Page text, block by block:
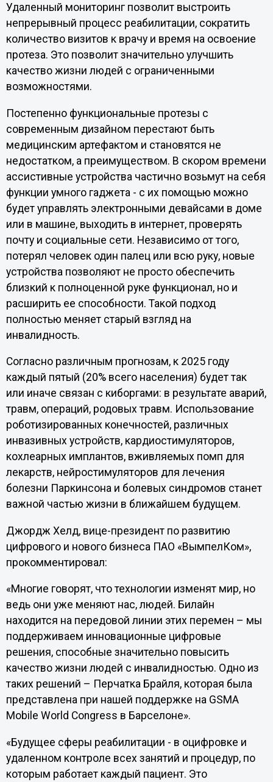
Удаленный мониторинг позволит выстроить
непрерывный процесс реабилитации, сократить
количество визитов к врачу и время на освоение
протеза. Это позволит значительно улучшить
качество жизни людей с ограниченными
возможностями.
Постепенно функциональные протезы с
современным дизайном перестают быть
медицинским артефактом и становятся не
недостатком, а преимуществом. В скором времени
ассистивные устройства частично возьмут на себя
функции умного гаджета - c их помощью можно
будет управлять электронными девайсами в доме
или в машине, выходить в интернет, проверять
почту и социальные сети. Независимо от того,
потерял человек один палец или всю руку, новые
устройства позволяют не просто обеспечить
близкий к полноценной руке функционал, но и
расширить ее способности. Такой подход
полностью меняет старый взгляд на
инвалидность.
Согласно различным прогнозам, к 2025 году
каждый пятый (20% всего населения) будет так
или иначе связан с киборгами: в результате аварий,
травм, операций, родовых травм. Использование
роботизированных конечностей, различных
инвазивных устройств, кардиостимуляторов,
кохлеарных имплантов, вживляемых помп для
лекарств, нейростимуляторов для лечения
болезни Паркинсона и болевых синдромов станет
важной частью жизни в ближайшем будущем.
Джордж Хелд, вице-президент по развитию
цифрового и нового бизнеса ПАО «ВымпелКом»,
прокомментировал:
«Многие говорят, что технологии изменят мир, но
ведь они уже меняют нас, людей. Билайн
находится на передовой линии этих перемен – мы
поддерживаем инновационные цифровые
решения, способные значительно повысить
качество жизни людей с инвалидностью. Одно из
таких решений – Перчатка Брайля, которая была
представлена при нашей поддержке на GSMA
Mobile World Congress в Барселоне».
«Будущее сферы реабилитации - в оцифровке и
удаленном контроле всех занятий и процедур, по
которым работает каждый пациент. Это